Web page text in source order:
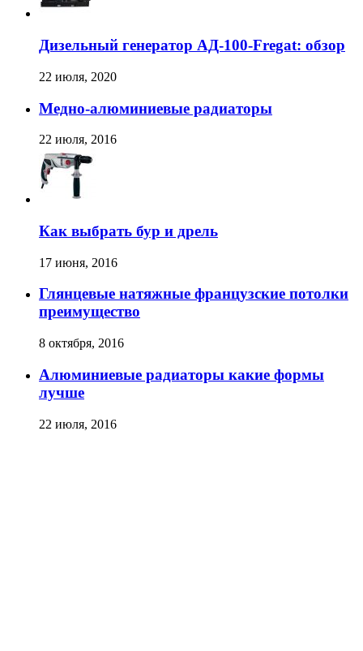
Дизельный генератор АД-100-Fregat: обзор
22 июля, 2020
Медно-алюминиевые радиаторы
22 июля, 2016
Как выбрать бур и дрель
17 июня, 2016
Глянцевые натяжные французские потолки
преимущество
8 октября, 2016
Алюминиевые радиаторы какие формы
лучше
22 июля, 2016